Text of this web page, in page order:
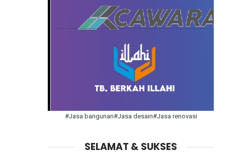
#Jasa bangunan#Jasa desain#Jasa renovasi
SELAMAT & SUKSES